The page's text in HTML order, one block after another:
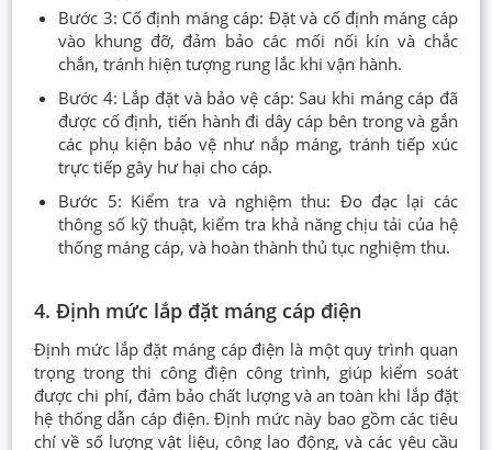
Bước 3: Cố định máng cáp: Đặt và cố định máng cáp
vào khung đỡ, đảm bảo các mối nối kín và chắc
chắn, tránh hiện tượng rung lắc khi vận hành.
Bước 4: Lắp đặt và bảo vệ cáp: Sau khi máng cáp đã
được cố định, tiến hành đi dây cáp bên trong và gắn
các phụ kiện bảo vệ như nắp máng, tránh tiếp xúc
trực tiếp gây hư hại cho cáp.
Bước 5: Kiểm tra và nghiệm thu: Đo đạc lại các
thông số kỹ thuật, kiểm tra khả năng chịu tải của hệ
thống máng cáp, và hoàn thành thủ tục nghiệm thu.
4. Định mức lắp đặt máng cáp điện
Định mức lắp đặt máng cáp điện là một quy trình quan
trọng trong thi công điện công trình, giúp kiểm soát
được chi phí, đảm bảo chất lượng và an toàn khi lắp đặt
hệ thống dẫn cáp điện. Định mức này bao gồm các tiêu
chí về số lượng vật liệu, công lao động, và các yêu cầu